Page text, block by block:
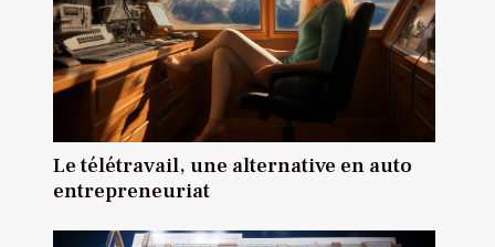
Le télétravail, une alternative en auto
entrepreneuriat